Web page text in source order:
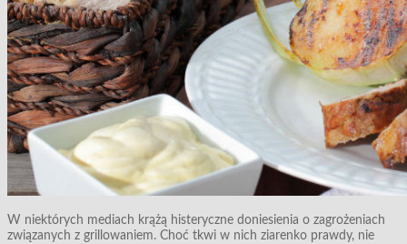
W niektórych mediach krążą histeryczne doniesienia o zagrożeniach
związanych z grillowaniem. Choć tkwi w nich ziarenko prawdy, nie